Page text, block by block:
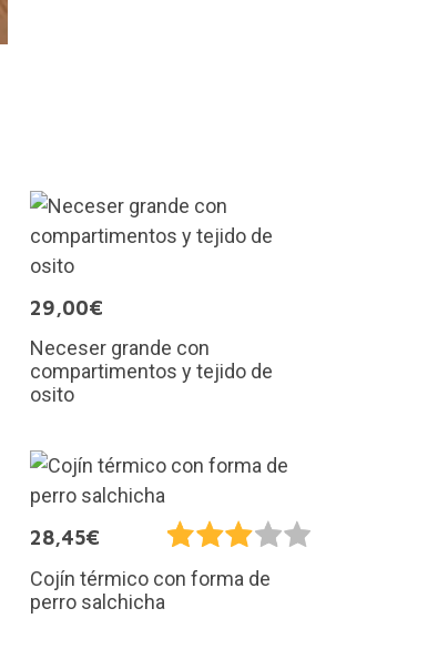
29,00€
Neceser grande con
compartimentos y tejido de
osito
28,45€
Cojín térmico con forma de
perro salchicha